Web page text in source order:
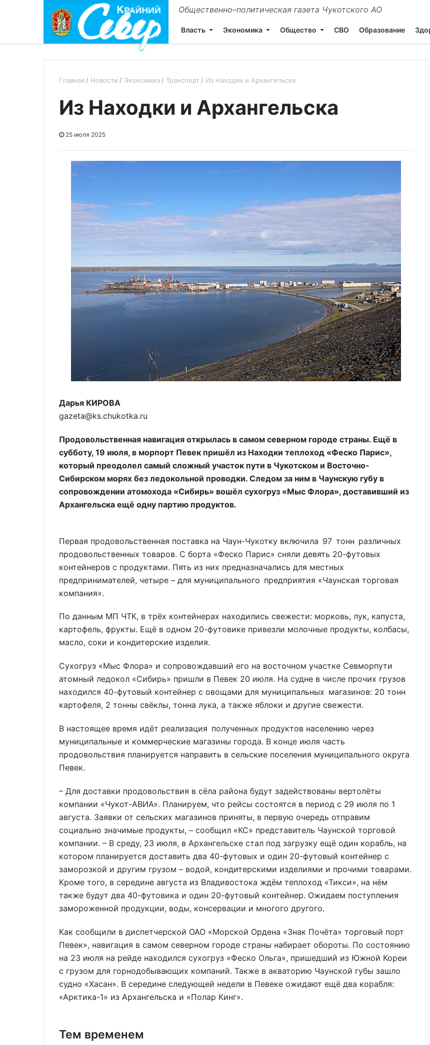
Общественно–политическая газета Чукотского АО
Власть Экономика Общество СВО Образование
Главная Новости Экономика Транспорт Из Находки и Архангельска
Из Находки и Архангельска
25 июля 2025
Дарья КИРОВА
gazeta@ks.chukotka.ru
Продовольственная навигация открылась в самом северном городе страны. Ещё в
субботу, 19 июля, в морпорт Певек пришёл из Находки теплоход «Феско Парис»,
который преодолел самый сложный участок пути в Чукотском и Восточно-
Сибирском морях без ледокольной проводки. Следом за ним в Чаунскую губу в
сопровождении атомохода «Сибирь» вошёл сухогруз «Мыс Флора», доставивший из
Архангельска ещё одну партию продуктов.
Первая продовольственная поставка на Чаун-Чукотку включила 97 тонн различных
продовольственных товаров. С борта «Феско Парис» сняли девять 20-футовых
контейнеров с продуктами. Пять из них предназначались для местных
предпринимателей, четыре – для муниципального предприятия «Чаунская торговая
компания».
По данным МП ЧТК, в трёх контейнерах находились свежести: морковь, лук, капуста,
картофель, фрукты. Ещё в одном 20-футовике привезли молочные продукты, колбасы,
масло, соки и кондитерские изделия.
Сухогруз «Мыс Флора» и сопровождавший его на восточном участке Севморпути
атомный ледокол «Сибирь» пришли в Певек 20 июля. На судне в числе прочих грузов
находился 40-футовый контейнер с овощами для муниципальных магазинов: 20 тонн
картофеля, 2 тонны свёклы, тонна лука, а также яблоки и другие свежести.
В настоящее время идёт реализация полученных продуктов населению через
муниципальные и коммерческие магазины города. В конце июля часть
продовольствия планируется направить в сельские поселения муниципального округа
Певек.
– Для доставки продовольствия в сёла района будут задействованы вертолёты
компании «Чукот-АВИА». Планируем, что рейсы состоятся в период с 29 июля по 1
августа. Заявки от сельских магазинов приняты, в первую очередь отправим
социально значимые продукты, – сообщил «КС» представитель Чаунской торговой
компании. – В среду, 23 июля, в Архангельске стал под загрузку ещё один корабль, на
котором планируется доставить два 40-футовых и один 20-футовый контейнер с
заморозкой и другим грузом – водой, кондитерскими изделиями и прочими товарами.
Кроме того, в середине августа из Владивостока ждём теплоход «Тикси», на нём
также будут два 40-футовика и один 20-футовый контейнер. Ожидаем поступления
замороженной продукции, воды, консервации и многого другого.
Как сообщили в диспетчерской ОАО «Морской Ордена «Знак Почёта» торговый порт
Певек», навигация в самом северном городе страны набирает обороты. По состоянию
на 23 июля на рейде находился сухогруз «Феско Ольга», пришедший из Южной Кореи
с грузом для горнодобывающих компаний. Также в акваторию Чаунской губы зашло
судно «Хасан». В середине следующей недели в Певеке ожидают ещё два корабля:
«Арктика-1» из Архангельска и «Полар Кинг».
Тем временем